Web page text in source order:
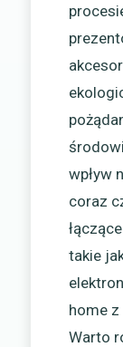
wpływ
coraz
takie
home
Warto